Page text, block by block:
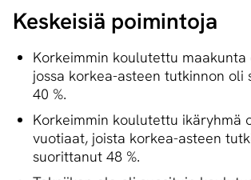
Keskeisiä poimintoja
Korkeimmin koulutettu maakunta
jossa korkea-asteen tutkinnon oli
40 %.
Korkeimmin koulutettu ikäryhmä
vuotiaat, joista korkea-asteen
suorittanut 48 %.